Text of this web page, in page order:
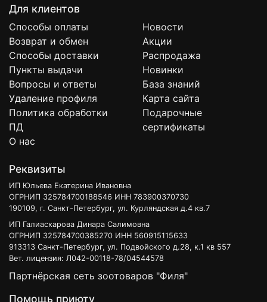
Для клиентов
Способы оплаты
Возврат и обмен
Способы доставки
Пункты выдачи
Вопросы и ответы
Удаление профиля
Политика обработки
ПД
О нас
Новости
Акции
Распродажа
Новинки
База знаний
Карта сайта
Подарочные
сертификаты
Реквизиты
ИП Юльева Екатерина Ивановна
ОГРНИП 325784700188546 ИНН 783900370730
190109, г. Санкт-Петербург, ул. Курляндская д.4 кв.7
ИП Галиаскарова Динара Салимовна
ОГРНИП 325784700385270 ИНН 560915115633
913313 Санкт-Петербург, ул. Подвойского д.28, к.1 кв 557
Вет. лицензия: Л042-00118-78/04544578
Партнёрская сеть зоотоваров "Филя"
Помощь приюту